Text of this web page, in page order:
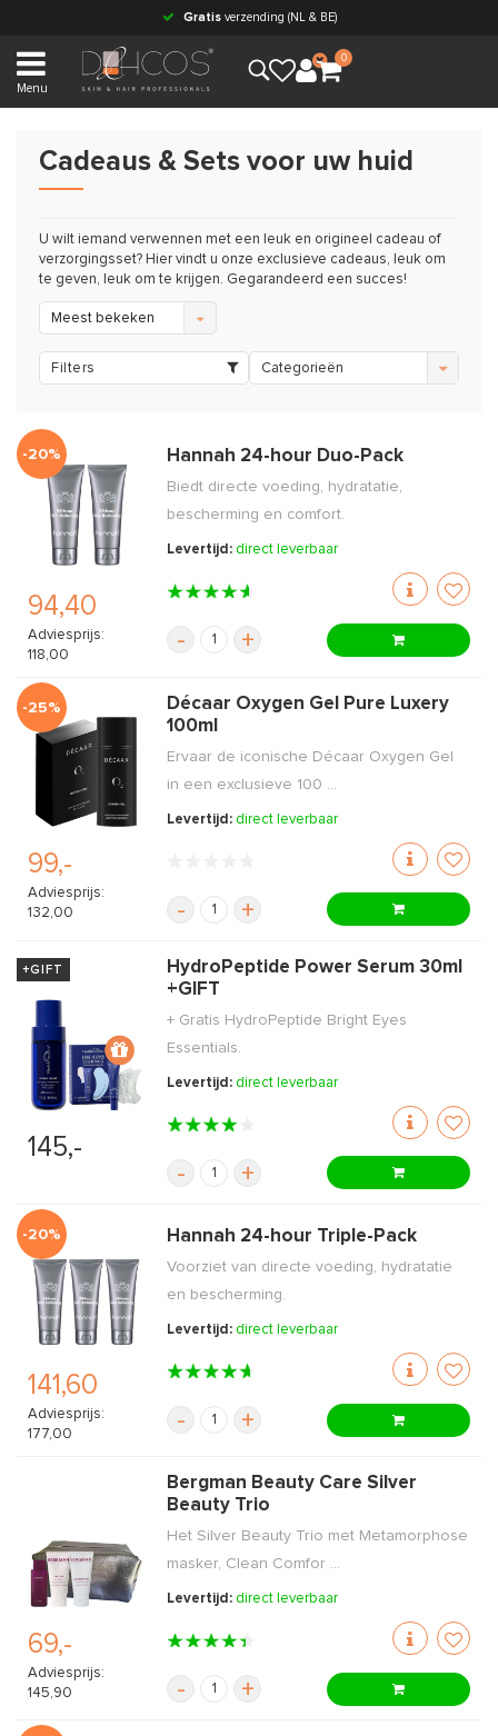
Gratisverzending (NL & BE)
Menu
0
Cadeaus & Sets voor uw huid
U wilt iemand verwennen met een leuk en origineel cadeau of
verzorgingsset? Hier vindt u onze exclusieve cadeaus, leuk om
te geven, leuk om te krijgen. Gegarandeerd een succes!
Meest bekeken
Filters Categorieën
-20%
94,40
Adviesprijs:
118,00
Hannah 24-hour Duo-Pack
Biedt directe voeding, hydratatie,
bescherming en comfort.
Levertijd: direct leverbaar
- +
-25%
99,-
Adviesprijs:
132,00
Décaar Oxygen Gel Pure Luxery
100ml
Ervaar de iconische Décaar Oxygen Gel
in een exclusieve 100 ...
Levertijd: direct leverbaar
- +
+GIFT
145,-
HydroPeptide Power Serum 30ml
+GIFT
+ Gratis HydroPeptide Bright Eyes
Essentials.
Levertijd: direct leverbaar
- +
-20%
141,60
Adviesprijs:
177,00
Hannah 24-hour Triple-Pack
Voorziet van directe voeding, hydratatie
en bescherming.
Levertijd: direct leverbaar
- +
69,-
Adviesprijs:
145,90
Bergman Beauty Care Silver
Beauty Trio
Het Silver Beauty Trio met Metamorphose
masker, Clean Comfor ...
Levertijd: direct leverbaar
- +